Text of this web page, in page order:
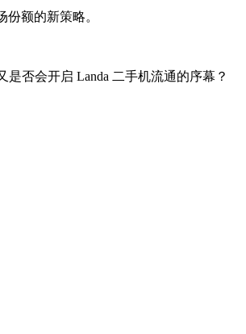
额的新策略。
否会开启 Landa 二手机流通的序幕？